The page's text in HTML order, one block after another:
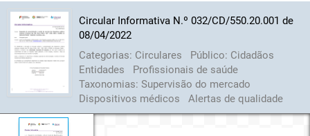
Circular Informativa N.º 032/CD/550.20.001 de
08/04/2022
Categorias: Circulares Público: Cidadãos
Entidades
Profissionais de saúde
Taxonomias: Supervisão do mercado
Dispositivos médicos
Alertas de qualidade